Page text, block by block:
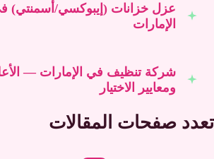
عزل خزانات (إيبوكسي/أسمنتي)
الإمارات
شركة تنظيف في الإمارات —
ومعايير الاختيار
تعدد صفحات المقالات